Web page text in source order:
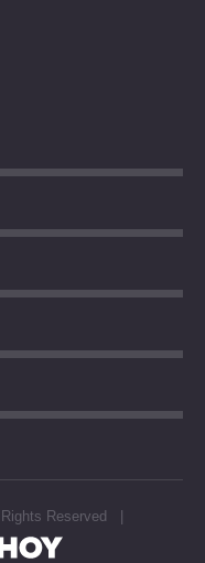
Rights Reserved |